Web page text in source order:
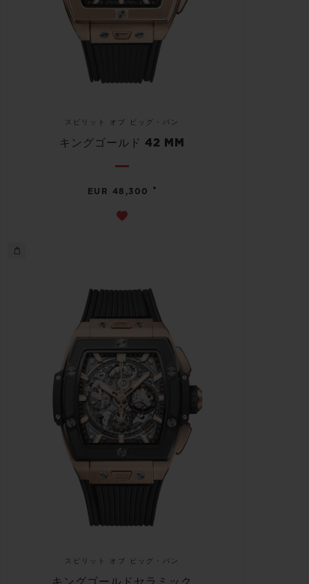
スピリット オブ ビッグ・バン
キングゴールド 42 MM
EUR 48,300 •
スピリット オブ ビッグ・バン
キングゴールドセラミック